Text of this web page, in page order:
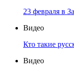
23 февраля в
Видео
Кто такие
Видео